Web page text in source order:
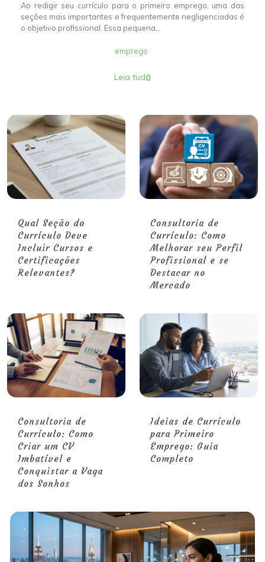
Ao redigir seu currículo para o primeiro emprego, uma das
seções mais importantes e frequentemente negligenciadas é
o objetivo profissional. Essa pequena...
emprego
Leia tudo
Qual Seção do
Currículo Deve
Incluir Cursos e
Certificações
Relevantes?
Consultoria de
Currículo: Como
Melhorar seu Perfil
Profissional e se
Destacar no
Mercado
Consultoria de
Currículo: Como
Criar um CV
Imbatível e
Conquistar a Vaga
dos Sonhos
Ideias de Currículo
para Primeiro
Emprego: Guia
Completo